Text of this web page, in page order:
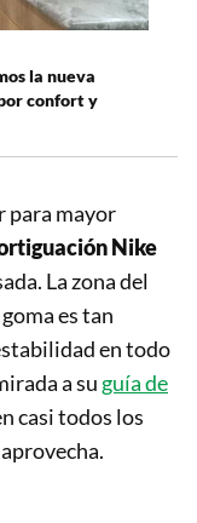
la nueva
confort y
para mayor
Nike
La zona del
es tan
en todo
a su guía de
casi todos los